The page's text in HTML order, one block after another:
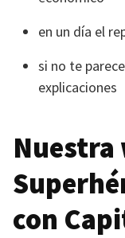
en un día el
si no te
explicaciones
Nuestra
con